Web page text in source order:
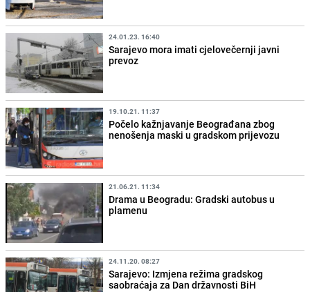
24.01.23. 16:40
Sarajevo mora imati cjelovečernji javni
prevoz
19.10.21. 11:37
Počelo kažnjavanje Beograđana zbog
nenošenja maski u gradskom prijevozu
21.06.21. 11:34
Drama u Beogradu: Gradski autobus u
plamenu
24.11.20. 08:27
Sarajevo: Izmjena režima gradskog
saobraćaja za Dan državnosti BiH